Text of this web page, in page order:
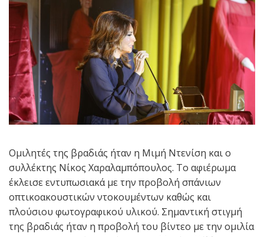
Ομιλητές της βραδιάς ήταν η Μιμή Ντενίση και ο
συλλέκτης Νίκος Χαραλαμπόπουλος. Το αφιέρωμα
έκλεισε εντυπωσιακά με την προβολή σπάνιων
οπτικοακουστικών ντοκουμέντων καθώς και
πλούσιου φωτογραφικού υλικού. Σημαντική στιγμή
της βραδιάς ήταν η προβολή του βίντεο με την ομιλία